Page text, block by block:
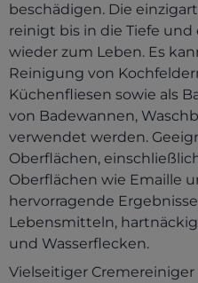
beschädigen. Die
reinigt bis in die Tiefe
wieder zum Leben. Es
Reinigung von
Küchenfliesen sowie als
von Badewannen,
verwendet werden.
Oberflächen,
Oberflächen wie Emaille
hervorragende
Lebensmitteln,
und Wasserflecken.
Vielseitiger Cremereiniger